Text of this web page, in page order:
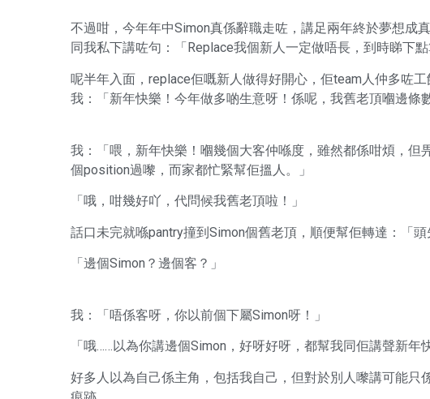
不過咁，今年年中Simon真係辭職走咗，講足兩年終於夢想成
同我私下講咗句：「Replace我個新人一定做唔長，到時睇下點
呢半年入面，replace佢嘅新人做得好開心，佢team人仲多咗
我：「新年快樂！今年做多啲生意呀！係呢，我舊老頂嗰邊條
我：「喂，新年快樂！嗰幾個大客仲喺度，雖然都係咁煩，但
個position過嚟，而家都忙緊幫佢搵人。」
「哦，咁幾好吖，代問候我舊老頂啦！」
話口未完就喺pantry撞到Simon個舊老頂，順便幫佢轉達：「
「邊個Simon？邊個客？」
我：「唔係客呀，你以前個下屬Simon呀！」
「哦……以為你講邊個Simon，好呀好呀，都幫我同佢講聲新年
好多人以為自己係主角，包括我自己，但對於別人嚟講可能只